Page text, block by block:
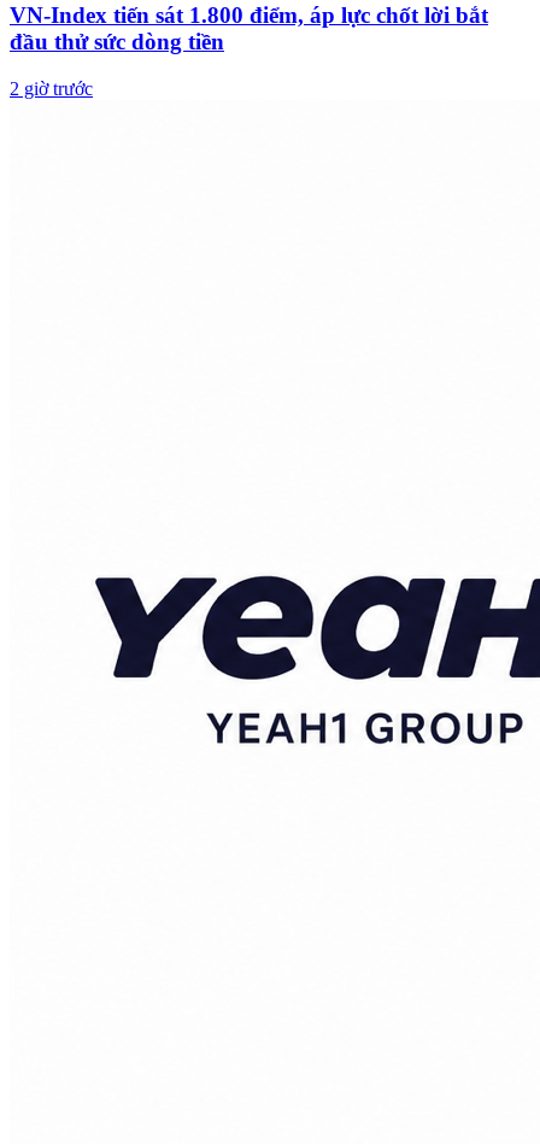
VN-Index tiến sát 1.800 điểm, áp lực chốt lời bắt
đầu thử sức dòng tiền
2 giờ trước